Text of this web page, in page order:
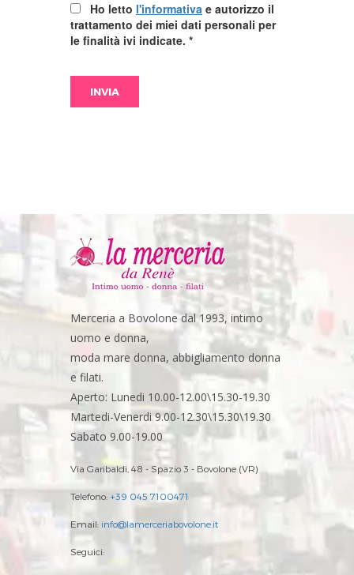
Ho letto l'informativa e autorizzo il
trattamento dei miei dati personali per
le finalità ivi indicate. *
Merceria a Bovolone dal 1993, intimo
uomo e donna,
moda mare donna, abbigliamento donna
e filati.
Aperto: Lunedi 10.00-12.00\15.30-19.30
Martedi-Venerdi 9.00-12.30\15.30\19.30
Sabato 9.00-19.00
Via Garibaldi, 48 - Spazio 3 - Bovolone (VR)
Telefono: +39 045 7100471
Email: info@lamerceriabovolone.it
Seguici: